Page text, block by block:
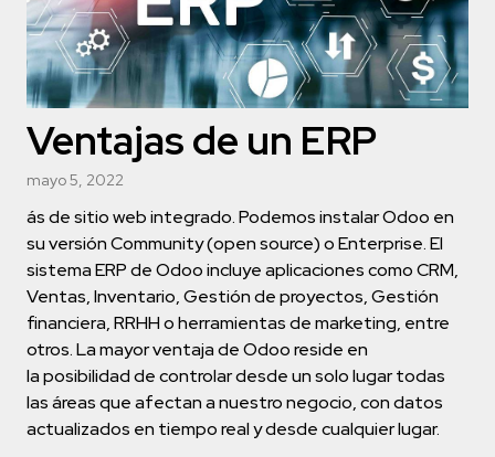
Ventajas de un ERP
mayo 5, 2022
ás de sitio web integrado. Podemos instalar Odoo en
su versión Community (open source) o Enterprise. El
sistema ERP de Odoo incluye aplicaciones como CRM,
Ventas, Inventario, Gestión de proyectos, Gestión
financiera, RRHH o herramientas de marketing, entre
otros. La mayor ventaja de Odoo reside en
la posibilidad de controlar desde un solo lugar todas
las áreas que afectan a nuestro negocio, con datos
actualizados en tiempo real y desde cualquier lugar.